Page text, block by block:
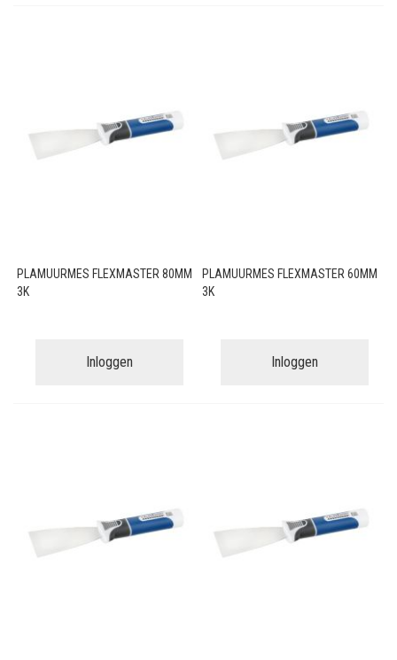
PLAMUURMES FLEXMASTER 80MM
3K
Inloggen
PLAMUURMES FLEXMASTER 60MM
3K
Inloggen